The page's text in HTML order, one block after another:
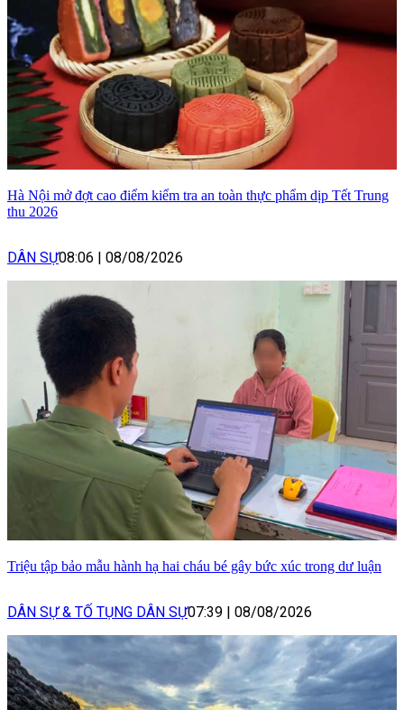
Hà Nội mở đợt cao điểm kiểm tra an toàn thực phẩm dịp Tết Trung
thu 2026
DÂN SỰ08:06 08/08/2026
Triệu tập bảo mẫu hành hạ hai cháu bé gây bức xúc trong dư luận
DÂN SỰ & TỐ TỤNG DÂN SỰ07:39 08/08/2026